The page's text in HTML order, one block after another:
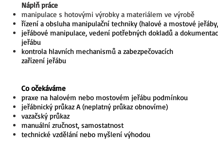
Náplň práce
manipulace s hotovými výrobky a materiálem ve výrobě
řízení a obsluha manipulační techniky (halové a mostové
jeřábové manipulace, vedení potřebných dokladů a
jeřábu
kontrola hlavních mechanismů a zabezpečovacích
zařízení jeřábu
Co očekáváme
praxe na halovém nebo mostovém jeřábu podmínkou
jeřábnický průkaz A (neplatný průkaz obnovíme)
vazačský průkaz
manuální zručnost, samostatnost
technické vzdělání nebo myšlení výhodou